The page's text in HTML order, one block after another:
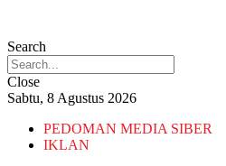
Search
Close
Sabtu, 8 Agustus 2026
PEDOMAN MEDIA SIBER
IKLAN